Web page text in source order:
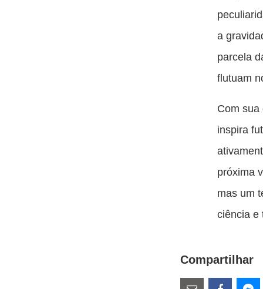
a
parcela
flutuam
Com
inspira
próxima
mas um
ciência e
Compartilhar
Estes